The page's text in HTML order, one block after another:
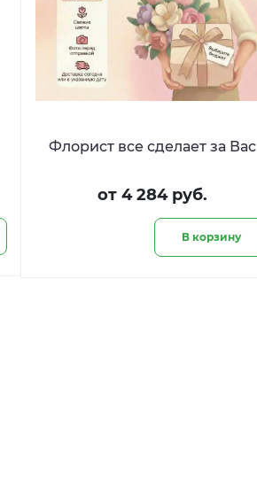
Флорист все сделает за Вас
от 4 284 руб.
В корзину